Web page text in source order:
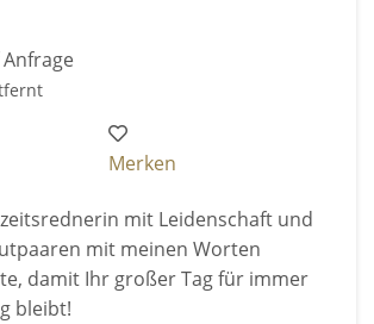
Anfrage
Merken
mit Leidenschaft und
mit meinen Worten
damit Ihr großer Tag für immer
bleibt!